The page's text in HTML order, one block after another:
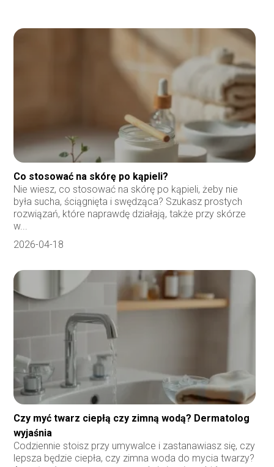
Co stosować na skórę po kąpieli?
Nie wiesz, co stosować na skórę po kąpieli, żeby nie
była sucha, ściągnięta i swędząca? Szukasz prostych
rozwiązań, które naprawdę działają, także przy skórze
w...
2026-04-18
Czy myć twarz ciepłą czy zimną wodą? Dermatolog
wyjaśnia
Codziennie stoisz przy umywalce i zastanawiasz się, czy
lepsza będzie ciepła, czy zimna woda do mycia twarzy?